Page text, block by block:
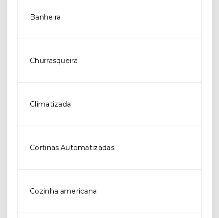
Banheira
Churrasqueira
Climatizada
Cortinas Automatizadas
Cozinha americana